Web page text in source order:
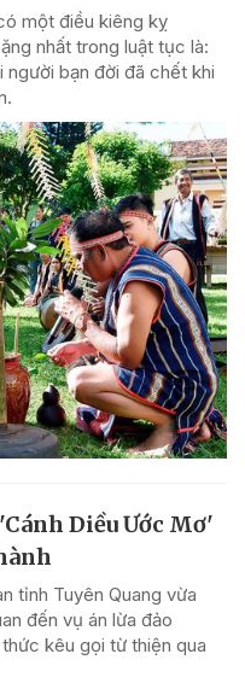
một điều kiêng kỵ
nhất trong luật tục là:
người bạn đời đã chết khi
Diều Ước Mơ'
tỉnh Tuyên Quang vừa
đến vụ án lừa đảo
kêu gọi từ thiện qua